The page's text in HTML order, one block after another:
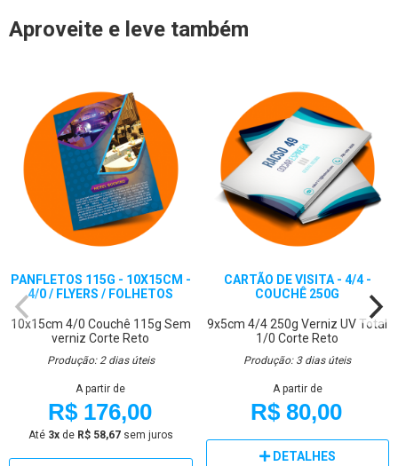
Aproveite e leve também
PANFLETOS 115G - 10X15CM -
4/0 / FLYERS / FOLHETOS
10x15cm 4/0 Couchê 115g Sem
verniz Corte Reto
Produção: 2 dias úteis
A partir de
R$ 176,00
Até 3xde R$ 58,67sem juros
CARTÃO DE VISITA - 4/4 -
COUCHÊ 250G
9x5cm 4/4 250g Verniz UV Total
1/0 Corte Reto
Produção: 3 dias úteis
A partir de
R$ 80,00
DETALHES